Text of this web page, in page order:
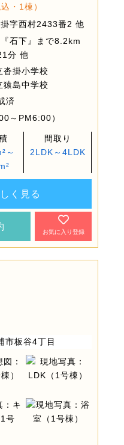
・1棟）
字西村2433番2 他
石下』まで8.2km
分 他
沓掛小学校
猿島中学校
済
～PM6:00）
～
間取り
2LDK～4LDK
く見る
お気に入り登録